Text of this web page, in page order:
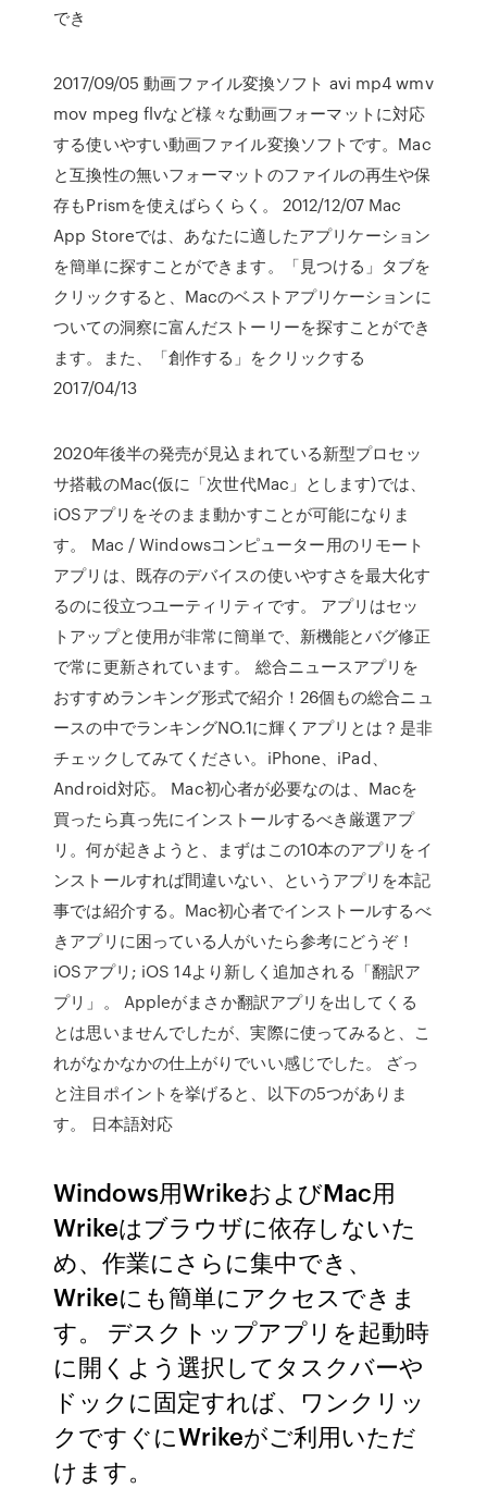
でき
2017/09/05 動画ファイル変換ソフト avi mp4 wmv
mov mpeg flvなど様々な動画フォーマットに対応
する使いやすい動画ファイル変換ソフトです。Mac
と互換性の無いフォーマットのファイルの再生や保
存もPrismを使えばらくらく。 2012/12/07 Mac
App Storeでは、あなたに適したアプリケーション
を簡単に探すことができます。「見つける」タブを
クリックすると、Macのベストアプリケーションに
ついての洞察に富んだストーリーを探すことができ
ます。また、「創作する」をクリックする
2017/04/13
2020年後半の発売が見込まれている新型プロセッ
サ搭載のMac(仮に「次世代Mac」とします)では、
iOSアプリをそのまま動かすことが可能になりま
す。 Mac / Windowsコンピューター用のリモート
アプリは、既存のデバイスの使いやすさを最大化す
るのに役立つユーティリティです。 アプリはセッ
トアップと使用が非常に簡単で、新機能とバグ修正
で常に更新されています。 総合ニュースアプリを
おすすめランキング形式で紹介！26個もの総合ニュ
ースの中でランキングNO.1に輝くアプリとは？是非
チェックしてみてください。iPhone、iPad、
Android対応。 Mac初心者が必要なのは、Macを
買ったら真っ先にインストールするべき厳選アプ
リ。何が起きようと、まずはこの10本のアプリをイ
ンストールすれば間違いない、というアプリを本記
事では紹介する。Mac初心者でインストールするべ
きアプリに困っている人がいたら参考にどうぞ！
iOSアプリ; iOS 14より新しく追加される「翻訳ア
プリ」。 Appleがまさか翻訳アプリを出してくる
とは思いませんでしたが、実際に使ってみると、こ
れがなかなかの仕上がりでいい感じでした。 ざっ
と注目ポイントを挙げると、以下の5つがありま
す。 日本語対応
Windows用WrikeおよびMac用
Wrikeはブラウザに依存しないた
め、作業にさらに集中でき、
Wrikeにも簡単にアクセスできま
す。 デスクトップアプリを起動時
に開くよう選択してタスクバーや
ドックに固定すれば、ワンクリッ
クですぐにWrikeがご利用いただ
けます。